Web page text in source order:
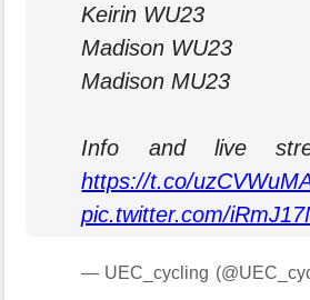
Keirin WU23
Madison WU23
Madison MU23
Info and live
https://t.co/
pic.twitter.com/
— UEC_cycling